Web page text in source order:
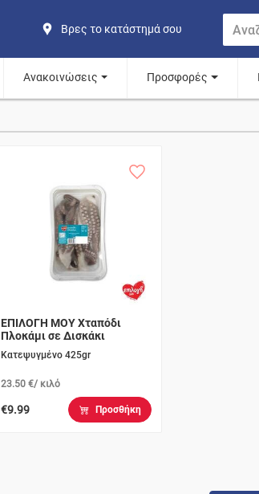
Βρες το κατάστημά σου
Ανακοινώσεις Προσφορές
ΕΠΙΛΟΓΗ ΜΟΥ Χταπόδι
Πλοκάμι σε Δισκάκι
Κατεψυγμένο 425gr
23.50 €/ κιλό
€9.99 Προσθήκη